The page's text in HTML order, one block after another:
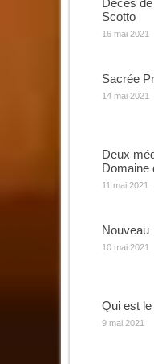
Décès
Scotto
16 mai 2021
Sacrée
14 mai 2021
Deux
Domaine
11 mai 2021
10 mai 2021
Qui est
9 mai 2021